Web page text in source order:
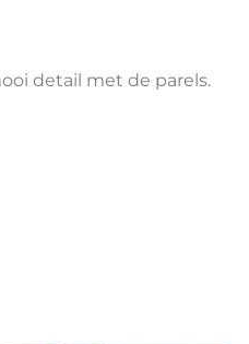
detail met de parels.